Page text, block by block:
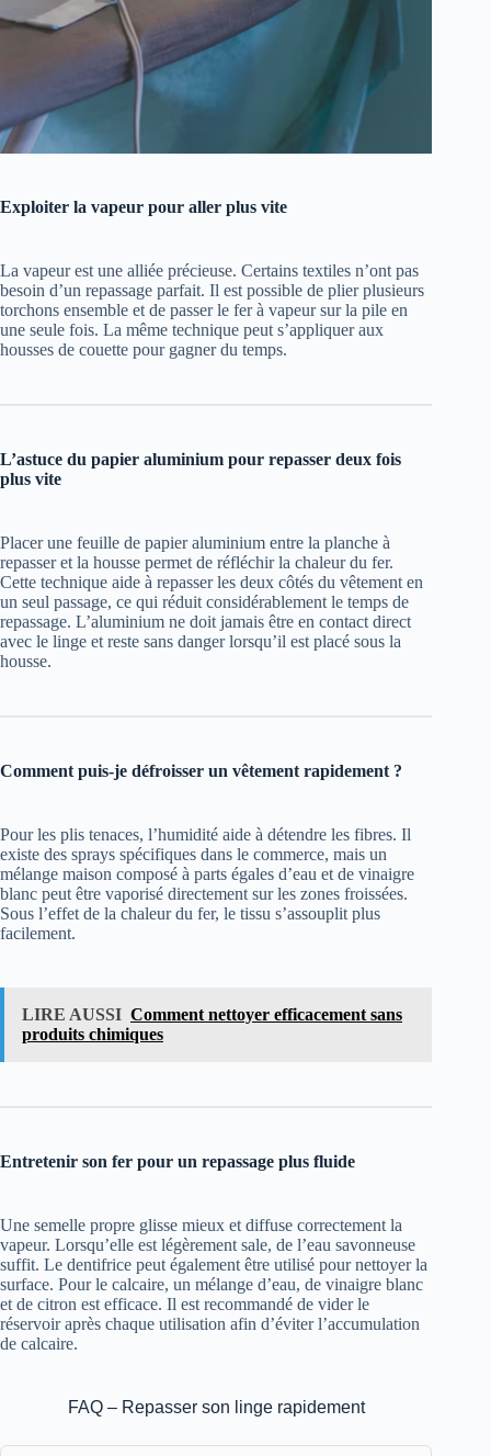
Exploiter la vapeur pour aller plus vite
La vapeur est une alliée précieuse. Certains textiles n’ont pas
besoin d’un repassage parfait. Il est possible de plier plusieurs
torchons ensemble et de passer le fer à vapeur sur la pile en
une seule fois. La même technique peut s’appliquer aux
housses de couette pour gagner du temps.
L’astuce du papier aluminium pour repasser deux fois
plus vite
Placer une feuille de papier aluminium entre la planche à
repasser et la housse permet de réfléchir la chaleur du fer.
Cette technique aide à repasser les deux côtés du vêtement en
un seul passage, ce qui réduit considérablement le temps de
repassage. L’aluminium ne doit jamais être en contact direct
avec le linge et reste sans danger lorsqu’il est placé sous la
housse.
Comment puis-je défroisser un vêtement rapidement ?
Pour les plis tenaces, l’humidité aide à détendre les fibres. Il
existe des sprays spécifiques dans le commerce, mais un
mélange maison composé à parts égales d’eau et de vinaigre
blanc peut être vaporisé directement sur les zones froissées.
Sous l’effet de la chaleur du fer, le tissu s’assouplit plus
facilement.
LIRE AUSSI Comment nettoyer efficacement sans
produits chimiques
Entretenir son fer pour un repassage plus fluide
Une semelle propre glisse mieux et diffuse correctement la
vapeur. Lorsqu’elle est légèrement sale, de l’eau savonneuse
suffit. Le dentifrice peut également être utilisé pour nettoyer la
surface. Pour le calcaire, un mélange d’eau, de vinaigre blanc
et de citron est efficace. Il est recommandé de vider le
réservoir après chaque utilisation afin d’éviter l’accumulation
de calcaire.
FAQ – Repasser son linge rapidement